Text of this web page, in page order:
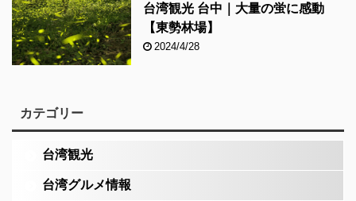
台湾観光 台中｜大量の蛍に感動
【東勢林場】
2024/4/28
カテゴリー
台湾観光
台湾グルメ情報